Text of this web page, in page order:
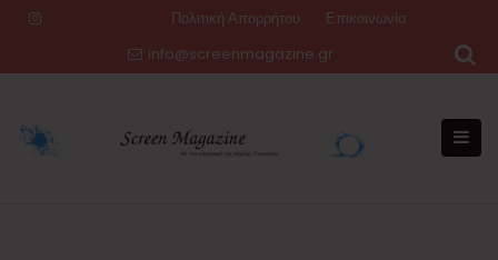
Πολιτική Απορρήτου
Επικοινωνία
info@screenmagazine.gr